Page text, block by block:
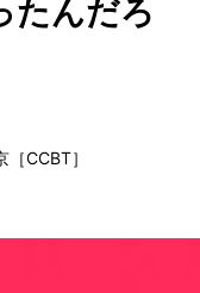
たんだろ
CCBT］